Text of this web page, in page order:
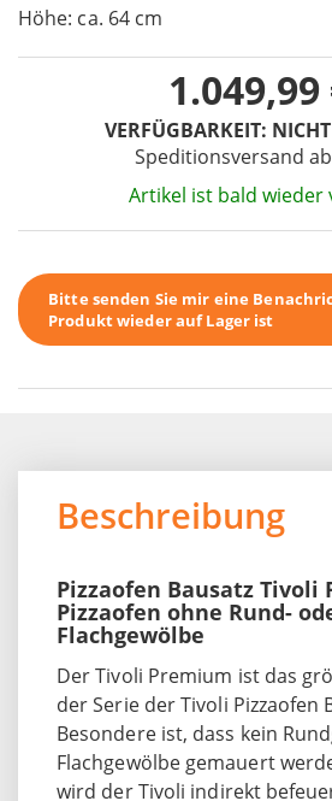
Höhe: ca. 64 cm
VERFÜGBARKEIT:
Speditionsversand
Artikel ist bald wieder
1.049,99
Bitte senden Sie mir eine
Produkt wieder auf Lager ist
Beschreibung
Pizzaofen Bausatz Tivoli
Pizzaofen ohne Rund-
Flachgewölbe
Der Tivoli Premium ist das
der Serie der Tivoli Pizzaofen
Besondere ist, dass kein
Flachgewölbe gemauert
wird der Tivoli indirekt